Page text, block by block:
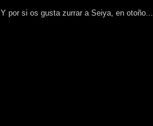
Y por si os gusta zurrar a Seiya, en otoño...